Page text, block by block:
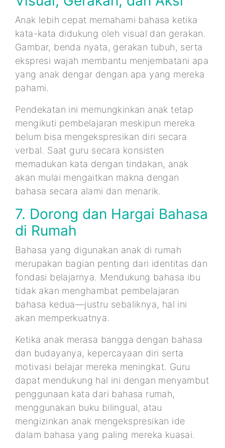
Anak lebih cepat memahami bahasa ketika
kata-kata didukung oleh visual dan gerakan.
Gambar, benda nyata, gerakan tubuh, serta
ekspresi wajah membantu menjembatani apa
yang anak dengar dengan apa yang mereka
pahami.
Pendekatan ini memungkinkan anak tetap
mengikuti pembelajaran meskipun mereka
belum bisa mengekspresikan diri secara
verbal. Saat guru secara konsisten
memadukan kata dengan tindakan, anak
akan mulai mengaitkan makna dengan
bahasa secara alami dan menarik.
7. Dorong dan Hargai Bahasa
di Rumah
Bahasa yang digunakan anak di rumah
merupakan bagian penting dari identitas dan
fondasi belajarnya. Mendukung bahasa ibu
tidak akan menghambat pembelajaran
bahasa kedua—justru sebaliknya, hal ini
akan memperkuatnya.
Ketika anak merasa bangga dengan bahasa
dan budayanya, kepercayaan diri serta
motivasi belajar mereka meningkat. Guru
dapat mendukung hal ini dengan menyambut
penggunaan kata dari bahasa rumah,
menggunakan buku bilingual, atau
mengizinkan anak mengekspresikan ide
dalam bahasa yang paling mereka kuasai.